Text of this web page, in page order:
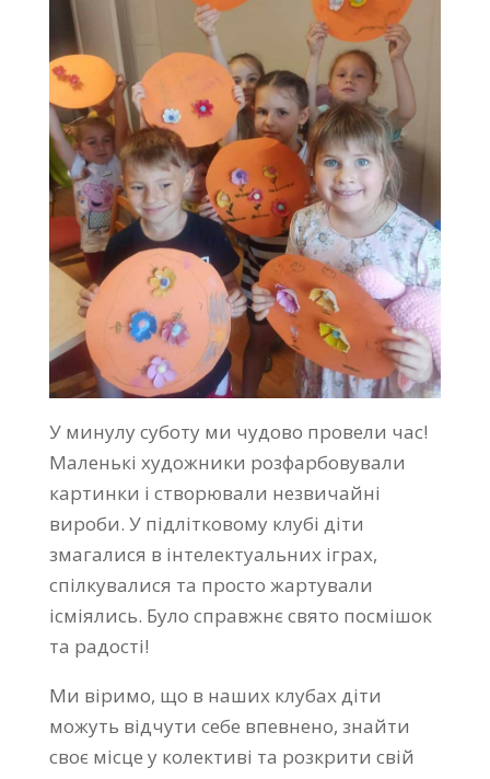
У минулу суботу ми чудово провели час!
Маленькі художники розфарбовували
картинки і створювали незвичайні
вироби. У підлітковому клубі діти
змагалися в інтелектуальних іграх,
спілкувалися та просто жартували
ісміялись. Було справжнє свято посмішок
та радості!
Ми віримо, що в наших клубах діти
можуть відчути себе впевнено, знайти
своє місце у колективі та розкрити свій